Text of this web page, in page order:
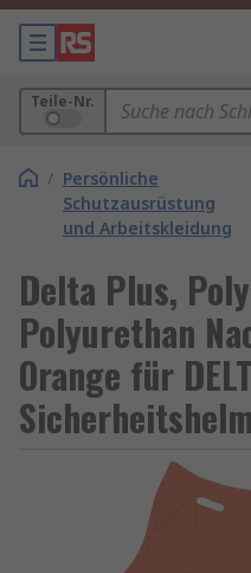
Teile-Nr.
/ Persönliche
Schutzausrüstung
und Arbeitskleidung
Delta Plus,
Polyurethan
Orange für